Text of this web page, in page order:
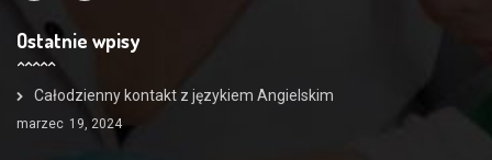
Ostatnie wpisy
Całodzienny kontakt z językiem Angielskim
marzec 19, 2024